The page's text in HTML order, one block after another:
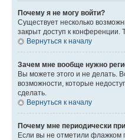
Почему я не могу войти?
Существует несколько
закрыт доступ к конференции.
Вернуться к началу
Зачем мне вообще нужно
Вы можете этого и не делать.
возможности, которые
сделать.
Вернуться к началу
Почему мне периодически
Если вы не отметили флажком